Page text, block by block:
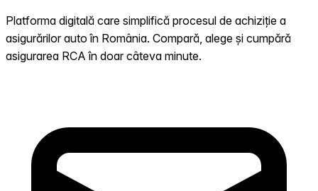
Platforma digitală care simplifică procesul de achiziție a
asigurărilor auto în România. Compară, alege și cumpără
asigurarea RCA în doar câteva minute.